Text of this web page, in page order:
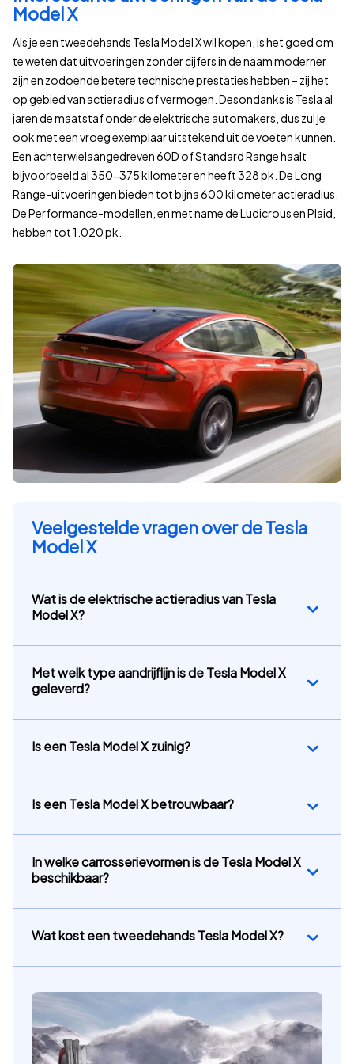
Model X
Als je een tweedehands Tesla Model X wil kopen, is het goed om
te weten dat uitvoeringen zonder cijfers in de naam moderner
zijn en zodoende betere technische prestaties hebben – zij het
op gebied van actieradius of vermogen. Desondanks is Tesla al
jaren de maatstaf onder de elektrische automakers, dus zul je
ook met een vroeg exemplaar uitstekend uit de voeten kunnen.
Een achterwielaangedreven 60D of Standard Range haalt
bijvoorbeeld al 350-375 kilometer en heeft 328 pk. De Long
Range-uitvoeringen bieden tot bijna 600 kilometer actieradius.
De Performance-modellen, en met name de Ludicrous en Plaid,
hebben tot 1.020 pk.
Veelgestelde vragen over de Tesla
Model X
Wat is de elektrische actieradius van Tesla
Model X?
Met welk type aandrijflijn is de Tesla Model X
geleverd?
Is een Tesla Model X zuinig?
Is een Tesla Model X betrouwbaar?
In welke carrosserievormen is de Tesla Model X
beschikbaar?
Wat kost een tweedehands Tesla Model X?